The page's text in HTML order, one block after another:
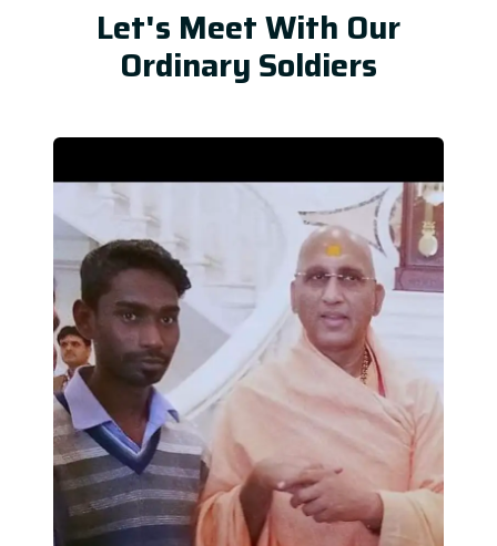
Let's Meet With Our
Ordinary Soldiers